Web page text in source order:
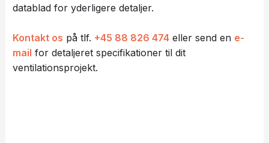
datablad for yderligere detaljer.
Kontakt os på tlf. +4​5 88 8​26 474 eller send en e-
mail for detaljeret specifikationer til dit
ventilationsprojekt.​